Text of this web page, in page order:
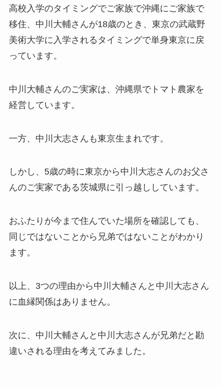
高校入学のタイミングでご家族で沖縄にご家族で
移住、中川大輔さんが18歳のとき、東京の武蔵野
美術大学に入学されるタイミングで単身東京に戻
っています。
中川大輔さんのご実家は、沖縄県でトマト農家を
経営しています。
一方、中川大志さんも東京生まれです。
しかし、5歳の時に東京から中川大志さんのお父さ
んのご実家である茨城県に引っ越ししています。
おふたりが今まで住んでいた場所を確認しても、
同じではないことから兄弟ではないことがわかり
ます。
以上、3つの理由から中川大輔さんと中川大志さん
に血縁関係はありません。
次に、中川大輔さんと中川大志さんが兄弟だと勘
違いされる理由を考えてみました。